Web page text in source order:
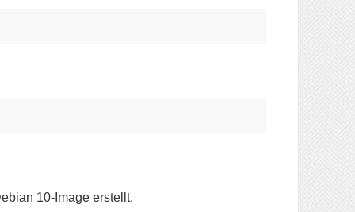
10-Image erstellt.